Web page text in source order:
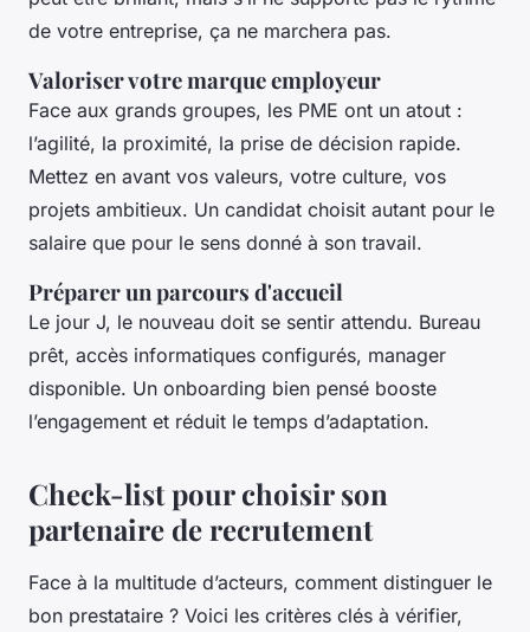
de votre entreprise, ça ne marchera pas.
Valoriser votre marque employeur
Face aux grands groupes, les PME ont un atout :
l’agilité, la proximité, la prise de décision rapide.
Mettez en avant vos valeurs, votre culture, vos
projets ambitieux. Un candidat choisit autant pour le
salaire que pour le sens donné à son travail.
Préparer un parcours d'accueil
Le jour J, le nouveau doit se sentir attendu. Bureau
prêt, accès informatiques configurés, manager
disponible. Un onboarding bien pensé booste
l’engagement et réduit le temps d’adaptation.
Check-list pour choisir son
partenaire de recrutement
Face à la multitude d’acteurs, comment distinguer le
bon prestataire ? Voici les critères clés à vérifier,